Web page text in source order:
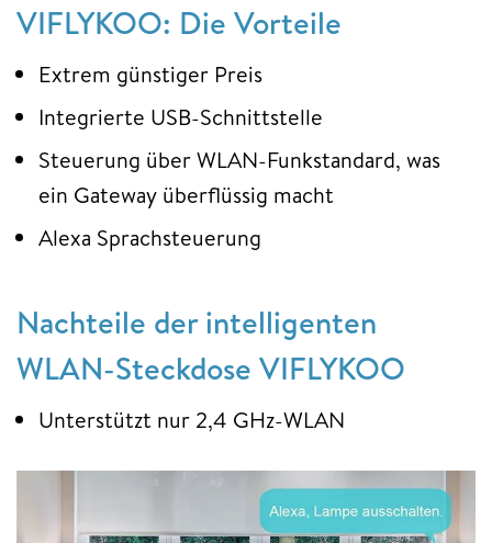
VIFLYKOO: Die Vorteile
Extrem günstiger Preis
Integrierte USB-Schnittstelle
Steuerung über WLAN-Funkstandard, was
ein Gateway überflüssig macht
Alexa Sprachsteuerung
Nachteile der intelligenten
WLAN-Steckdose VIFLYKOO
Unterstützt nur 2,4 GHz-WLAN